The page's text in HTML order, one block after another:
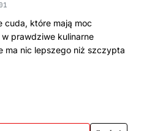
cuda, które mają moc
prawdziwe kulinarne
ma nic lepszego niż szczypta